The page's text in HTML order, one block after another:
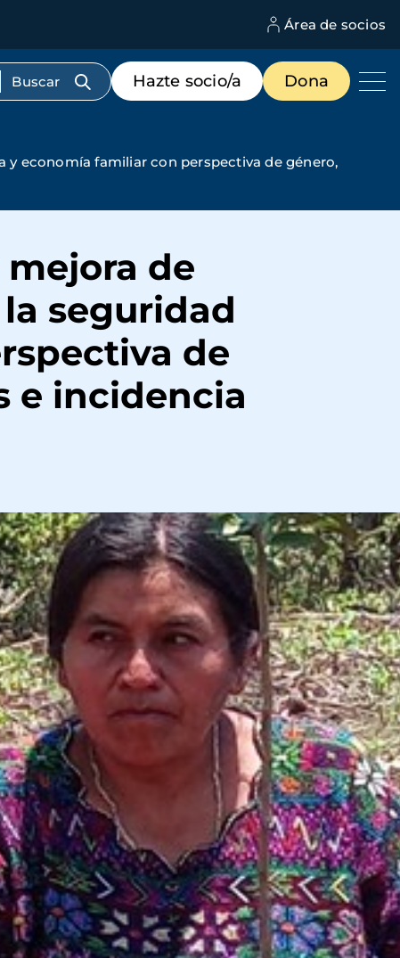
Área de socios
Menú
de
destacados
Hazte socio/a Dona
economía familiar con perspectiva de género,
de
seguridad
de
e incidencia